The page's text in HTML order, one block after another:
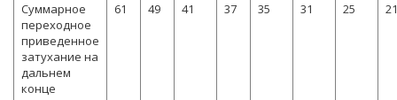
Суммарное
переходное
приведенное
затухание на
дальнем
конце
61 49 41 37 35 31 25 21